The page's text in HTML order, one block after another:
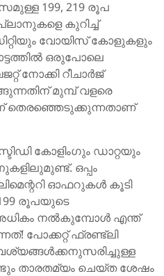
199, 219 രൂപ
പ്ലാനുകളെ കുറിച്ച്
വോയിസ് കോളുകളും
ഒരുപോലെ
നോക്കി റീചാർജ്
മുമ്പ് വളരെ
തെരഞ്ഞെടുക്കുന്നതാണ്
കോളിംഗും ഡാറ്റയും
ഒപ്പം
ഓഫറുകൾ കൂടി
രൂപയുടെ
അധികം നൽകുമ്പോൾ എന്ത്
പോക്കറ്റ് ഫ്രണ്ട്ലി
താരതമ്യം ചെയ്ത ശേഷം